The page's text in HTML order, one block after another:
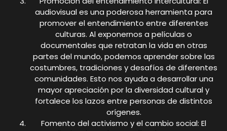
audiovisual es una poderosa herramienta para
promover el entendimiento entre diferentes
culturas. Al exponernos a películas o
documentales que retratan la vida en otras
partes del mundo, podemos aprender sobre las
costumbres, tradiciones y desafíos de diferentes
comunidades. Esto nos ayuda a desarrollar una
mayor apreciación por la diversidad cultural y
fortalece los lazos entre personas de distintos
orígenes.
Fomento del activismo y el cambio social: El